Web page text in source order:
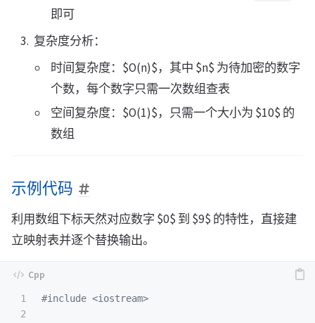
即可
复杂度分析：
时间复杂度：$O(n)$，其中 $n$ 为待加密的数字
个数，每个数字只需一次数组查表
空间复杂度：$O(1)$，只需一个大小为 $10$ 的
数组
示例代码
利用数组下标天然对应数字 $0$ 到 $9$ 的特性，直接建
立映射表并逐个替换输出。
1
2
#include <iostream>